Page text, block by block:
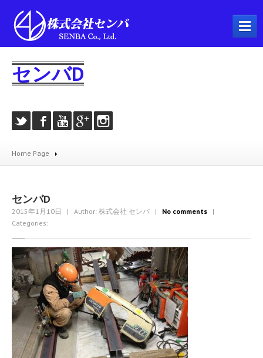
会社概要
プラント工事
製缶工事
機械器具設置工事
とび・土工工事
建築工事
その他、製作・補修工事
アルミTIG溶接動画
開先加工機 RIDGID社製B-500100A〜無制限 t12.7までと広範囲 動画
従業員資格取得状況
設備環境
センバD
Home Page
センバD
2015年1月10日 | Author: 株式会社 センバ | No comments |
Categories: